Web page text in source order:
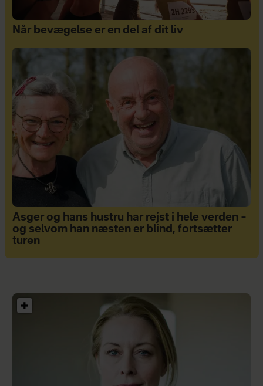
Når bevægelse er en del af dit liv
Asger og hans hustru har rejst i hele verden –
og selvom han næsten er blind, fortsætter
turen